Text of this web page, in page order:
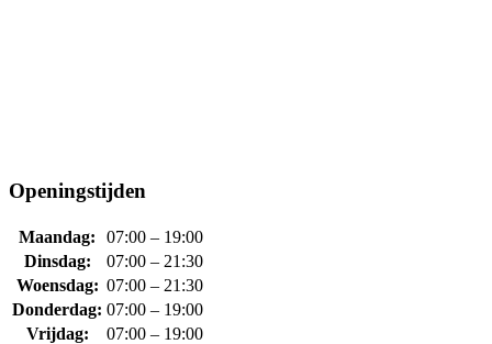
Openingstijden
Maandag:
07:00 – 19:00
Dinsdag:
07:00 – 21:30
Woensdag: 07:00 – 21:30
Donderdag: 07:00 – 19:00
Vrijdag:
07:00 – 19:00